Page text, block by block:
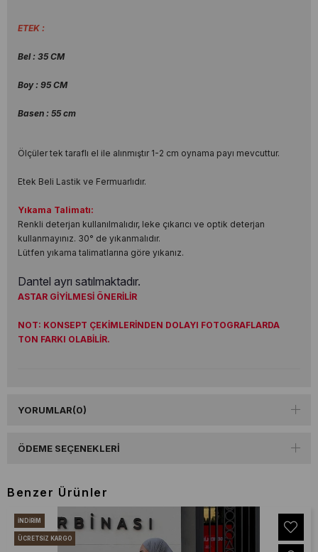
ETEK :
Bel : 35 CM
Boy : 95 CM
Basen : 55 cm
Ölçüler tek taraflı el ile alınmıştır 1-2 cm oynama payı mevcuttur.
Etek Beli Lastik ve Fermuarlıdır.
Yıkama Talimatı:
Renkli deterjan kullanılmalıdır, leke çıkarıcı ve optik deterjan
kullanmayınız. 30° de yıkanmalıdır.
Lütfen yıkama talimatlarına göre yıkanız.
Dantel ayrı satılmaktadır.
ASTAR GİYİLMESİ ÖNERİLİR
NOT: KONSEPT ÇEKİMLERİNDEN DOLAYI FOTOGRAFLARDA
TON FARKI OLABİLİR.
YORUMLAR(0)
ÖDEME SEÇENEKLERI
Benzer Ürünler
İNDIRIM
ÜCRETSIZ KARGO